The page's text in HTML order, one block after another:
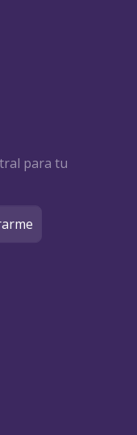
para tu